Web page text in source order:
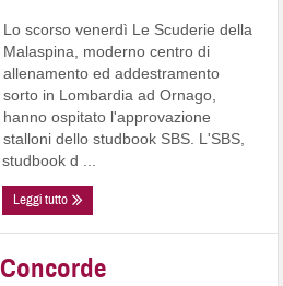
Lo scorso venerdì Le Scuderie della
Malaspina, moderno centro di
allenamento ed addestramento
sorto in Lombardia ad Ornago,
hanno ospitato l'approvazione
stalloni dello studbook SBS. L'SBS,
studbook d ...
Leggi tutto